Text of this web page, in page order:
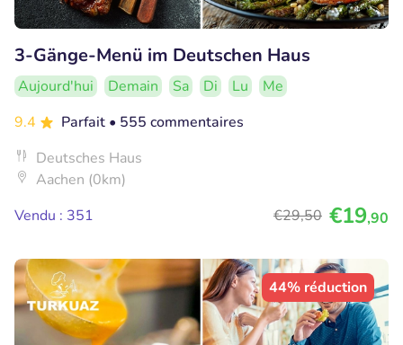
3-Gänge-Menü im Deutschen Haus
Aujourd'hui Demain Sa Di Lu
Me
9.4
Parfait • 555 commentaires
Deutsches Haus
Aachen (0km)
Vendu : 351
€29,50 €19,90
44% réduction